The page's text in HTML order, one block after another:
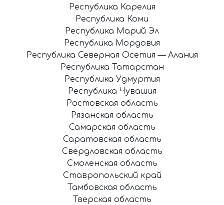
Республика Карелия
Республика Коми
Республика Марий Эл
Республика Мордовия
Республика Северная Осетия — Алания
Республика Татарстан
Республика Удмуртия
Республика Чувашия
Ростовская область
Рязанская область
Самарская область
Саратовская область
Свердловская область
Смоленская область
Ставропольский край
Тамбовская область
Тверская область